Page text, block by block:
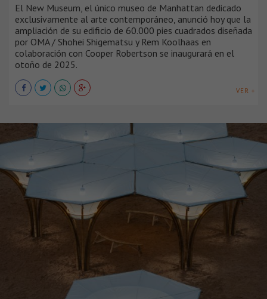
El New Museum, el único museo de Manhattan dedicado
exclusivamente al arte contemporáneo, anunció hoy que la
ampliación de su edificio de 60.000 pies cuadrados diseñada
por OMA / Shohei Shigematsu y Rem Koolhaas en
colaboración con Cooper Robertson se inaugurará en el
otoño de 2025.
VER +